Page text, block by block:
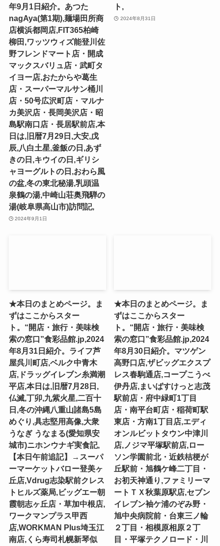
年9月1日紹介。あつた
nagAya(第1期),麺場田所商
店横浜都岡店,FIT365柏崎
柳田,ワッツウィズ能登川佐
野フレンドマート店・開成
マックスバリュ店・武町タ
イヨー店,おたからや葛生
店・スーパーマルサン桶川
店・50号広沢町店・マルナ
カ美沢店・長岡美沢店・昭
島駅南口店・長居駅前店,本
日は,旧暦7月29日,大安,戊
辰,八白土星,釜飯の日,あず
きの日,キウイの日,ギリシ
ャヨーグルトの日,おわら風
の盆,冬の東北秘湯,乳頭温
泉鶴の湯,中崎山荘奥飛騨の
湯(岐阜県高山市)訪問記,
2024年9月1日
ト,
2024年8月31日
★本日のまとめページ。ま
ずはここからスター
ト。“開店・旅行・美味検
索の窓口”食彩品館.jp,2024
年8月31日紹介。ライフ芦
屋呉川町店,ベルク中青木
店,ドラッグイレブン糸満潮
平店,本日は,旧暦7月28日,
仏滅,丁卯,九紫火星,二百十
日,冬の沖縄八重山諸島5島
めぐり,具志堅用高像,大衆
うなぎ うなまる(愛知県安
城市)ニホンウナギ実食記,
【本日午前追記】→スーパ
ーマーケットバロー登美ヶ
丘店,Vdrug志染駅前クレス
トヒルズ薬局,ビッグエー朝
霞朝志ヶ丘店・草加中根店,
ワークマンプラス甲西
店,WORKMAN Plus埼玉江
南店,くら寿司札幌新琴似
★本日のまとめページ。ま
ずはここからスター
ト。“開店・旅行・美味検
索の窓口”食彩品館.jp,2024
年8月30日紹介。マツゲン
高野口店,ザビッグエクスプ
レス春駒通店,コープこうべ
伊丹店,まいばすけっと志茂
駅前店・府中緑町1丁目
店・南平台町店・稲荷町駅
東店・方南1丁目店,エディ
オンルビットタウン中津川
店,ノジマ平塚駅前店,ロー
ソン学園前北・近鉄桔梗が
丘駅前・旭鶴ケ峰二丁目・
お初天神通り,ファミリーマ
ートＴＸ秋葉原駅店,セブン
イレブン袖ケ浦のぞみ野・
旭中央病院前・台東三ノ輪
２丁目・相模原相原２丁
目・平塚テクノロード・川